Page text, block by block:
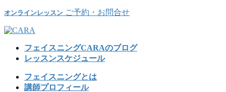
オンラインレッスン ご予約・お問合せ
フェイスニングCARAのブログ
レッスンスケジュール
フェイスニングとは
講師プロフィール